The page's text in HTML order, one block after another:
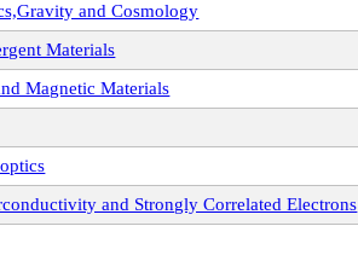
and Cosmology
Materials
Magnetic Materials
and Strongly Correlated Electrons